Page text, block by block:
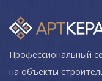
Профессиональный
на объекты